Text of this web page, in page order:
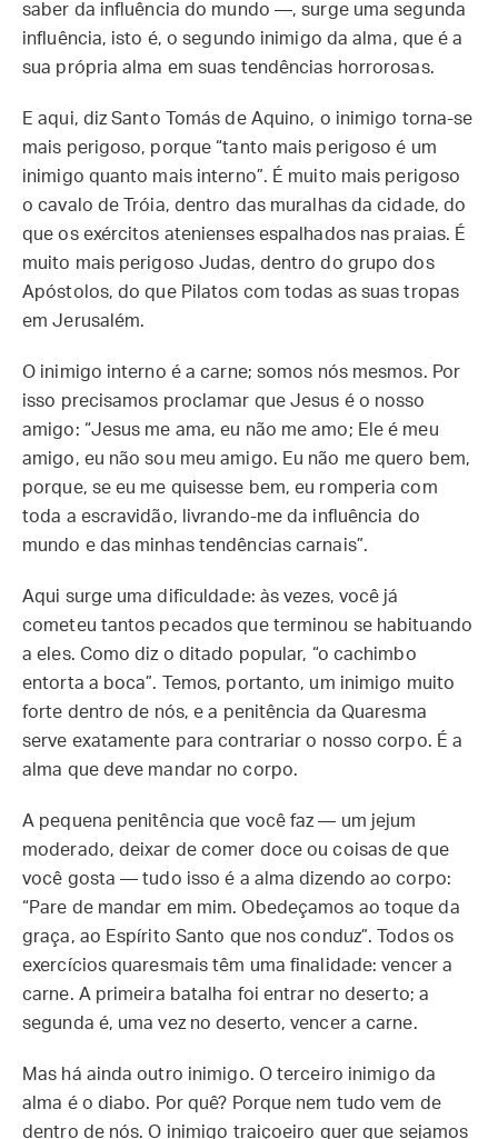
saber da influência do mundo —, surge uma segunda
influência, isto é, o segundo inimigo da alma, que é a
sua própria alma em suas tendências horrorosas.
E aqui, diz Santo Tomás de Aquino, o inimigo torna-se
mais perigoso, porque “tanto mais perigoso é um
inimigo quanto mais interno”. É muito mais perigoso
o cavalo de Tróia, dentro das muralhas da cidade, do
que os exércitos atenienses espalhados nas praias. É
muito mais perigoso Judas, dentro do grupo dos
Apóstolos, do que Pilatos com todas as suas tropas
em Jerusalém.
O inimigo interno é a carne; somos nós mesmos. Por
isso precisamos proclamar que Jesus é o nosso
amigo: “Jesus me ama, eu não me amo; Ele é meu
amigo, eu não sou meu amigo. Eu não me quero bem,
porque, se eu me quisesse bem, eu romperia com
toda a escravidão, livrando-me da influência do
mundo e das minhas tendências carnais”.
Aqui surge uma dificuldade: às vezes, você já
cometeu tantos pecados que terminou se habituando
a eles. Como diz o ditado popular, “o cachimbo
entorta a boca”. Temos, portanto, um inimigo muito
forte dentro de nós, e a penitência da Quaresma
serve exatamente para contrariar o nosso corpo. É a
alma que deve mandar no corpo.
A pequena penitência que você faz — um jejum
moderado, deixar de comer doce ou coisas de que
você gosta — tudo isso é a alma dizendo ao corpo:
“Pare de mandar em mim. Obedeçamos ao toque da
graça, ao Espírito Santo que nos conduz”. Todos os
exercícios quaresmais têm uma finalidade: vencer a
carne. A primeira batalha foi entrar no deserto; a
segunda é, uma vez no deserto, vencer a carne.
Mas há ainda outro inimigo. O terceiro inimigo da
alma é o diabo. Por quê? Porque nem tudo vem de
dentro de nós. O inimigo traiçoeiro quer que sejamos